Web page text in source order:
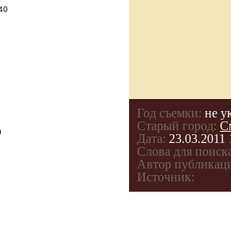
Год съемки: не
Старый город:
Дата: 23.03.2011
Слова для
Автор
Источник: